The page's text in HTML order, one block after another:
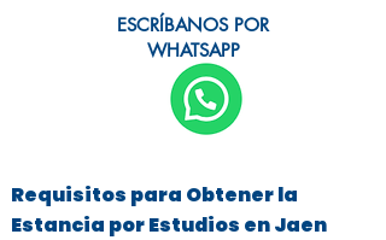
ESCRÍBANOS POR
WHATSAPP
Requisitos para Obtener la
Estancia por Estudios en Jaen